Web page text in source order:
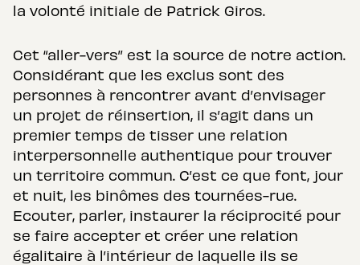
la volonté initiale de Patrick Giros.
Cet “aller-vers’’ est la source de notre action.
Considérant que les exclus sont des
personnes à rencontrer avant d’envisager
un projet de réinsertion, il s’agit dans un
premier temps de tisser une relation
interpersonnelle authentique pour trouver
un territoire commun. C’est ce que font, jour
et nuit, les binômes des tournées-rue.
Ecouter, parler, instaurer la réciprocité pour
se faire accepter et créer une relation
égalitaire à l’intérieur de laquelle ils se